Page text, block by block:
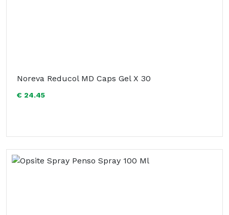
Noreva Reducol MD Caps Gel X 30
€ 24.45